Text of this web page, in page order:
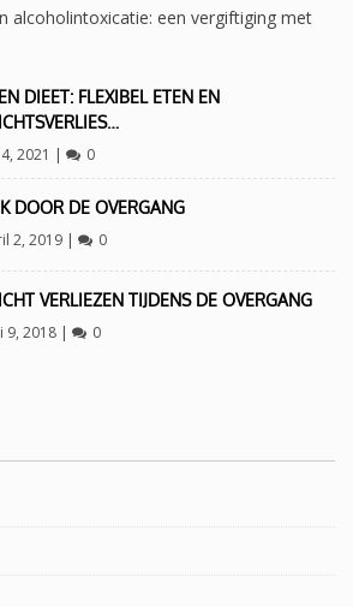
alcoholintoxicatie: een vergiftiging met
DIEET: FLEXIBEL ETEN EN
2021 | 0
DOOR DE OVERGANG
2, 2019| 0
VERLIEZEN TIJDENS DE OVERGANG
9, 2018| 0